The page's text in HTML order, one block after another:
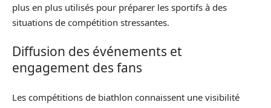
plus en plus utilisés pour préparer les sportifs à des
situations de compétition stressantes.
Diffusion des événements et
engagement des fans
Les compétitions de biathlon connaissent une visibilité